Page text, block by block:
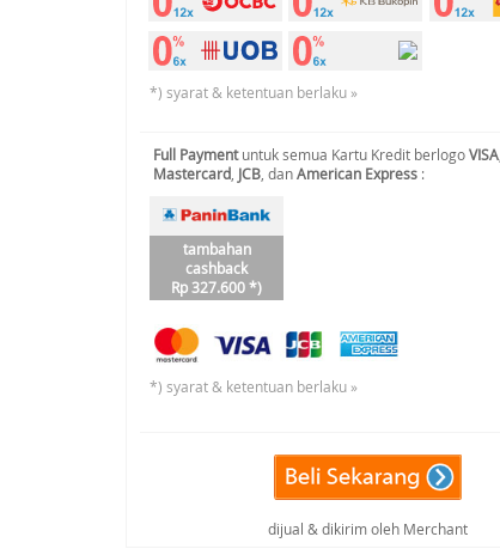
*) syarat & ketentuan berlaku »
Full Paymentuntuk semua Kartu Kredit berlogoVISA
Mastercard JCB , danAmerican Express :
tambahan
cashback
Rp 327.600 *)
*) syarat & ketentuan berlaku »
dijual & dikirim oleh Merchant